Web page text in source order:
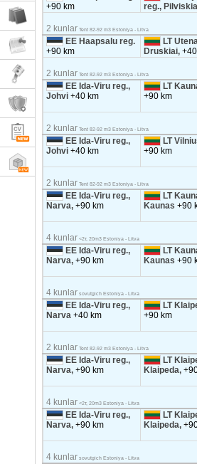
+90 km
reg.,
2 kunlar Tent 82-92 m3 Estoniya - Litva
EE Haapsalu reg.
+90 km
LT
Druskiai,
2 kunlar Tent 82-92 m3 Estoniya - Litva
EE Ida-Viru reg.,
Johvi+40 km
LT
+90 km
2 kunlar Tent 82-92 m3 Estoniya - Litva
EE Ida-Viru reg.,
Johvi+40 km
LT
+90 km
2 kunlar Tent 82-92 m3 Estoniya - Litva
EE Ida-Viru reg.,
Narva,+90 km
LT
Kaunas+90
4 kunlar <2т, 20m3 Estoniya - Litva
EE Ida-Viru reg.,
Narva,+90 km
LT
Kaunas+90
4 kunlar sovutgich Estoniya - Litva
EE Ida-Viru reg.,
Narva+40 km
LT
+90 km
2 kunlar Tent 82-92 m3 Estoniya - Litva
EE Ida-Viru reg.,
Narva,+90 km
LT
Klaipeda,
4 kunlar <2т, 20m3 Estoniya - Litva
EE Ida-Viru reg.,
Narva,+90 km
LT
Klaipeda,
4 kunlar sovutgich Estoniya - Litva